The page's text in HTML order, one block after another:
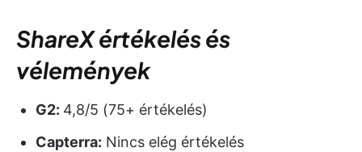
ShareX értékelés és
vélemények
G2: 4,8/5 (75+ értékelés)
Capterra: Nincs elég értékelés